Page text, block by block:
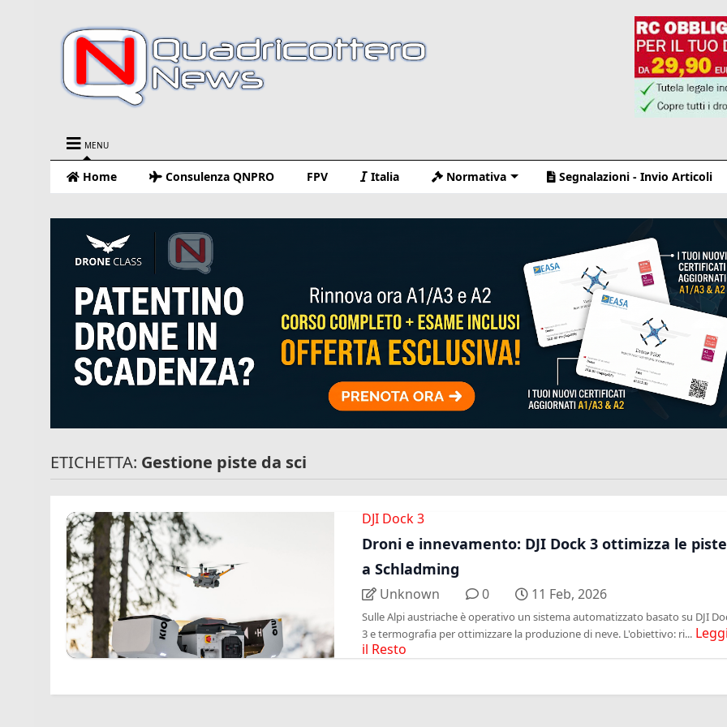
MENU
Home Consulenza QNPRO FPV Italia Normativa Segnalazioni - Invio Articoli
ETICHETTA: Gestione piste da sci
DJI Dock 3
Droni e innevamento: DJI Dock 3 ottimizza le piste
a Schladming
Unknown 0 11 Feb, 2026
Sulle Alpi austriache è operativo un sistema automatizzato basato su DJI
3 e termografia per ottimizzare la produzione di neve. L'obiettivo: ri...
il Resto